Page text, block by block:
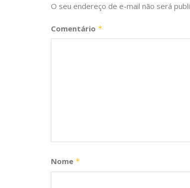
O seu endereço de e-mail não será
Comentário *
Nome *